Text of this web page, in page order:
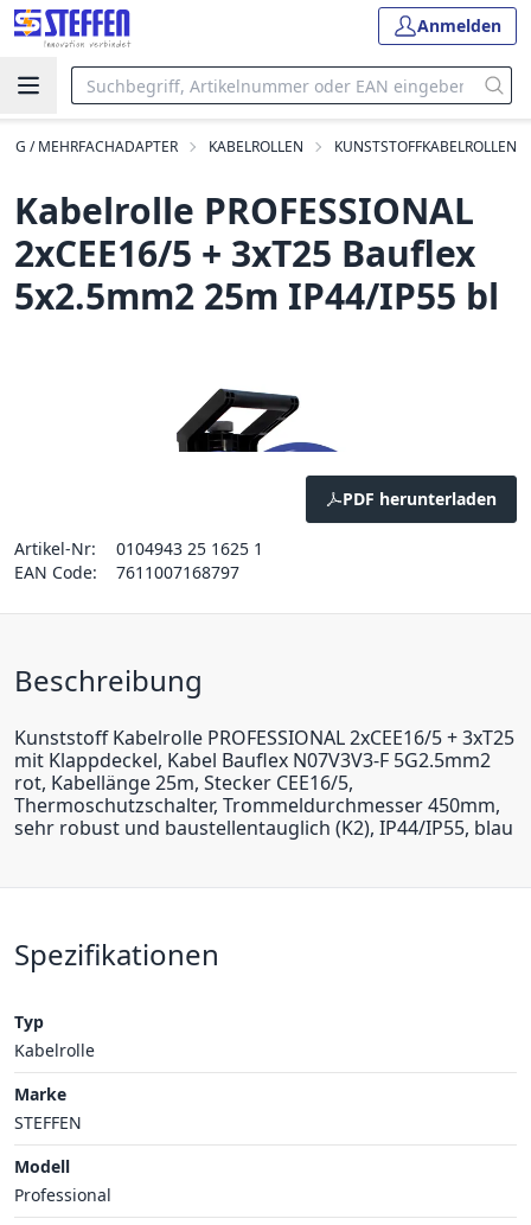
Anmelden
/ MEHRFACHADAPTER KABELROLLEN KUNSTSTOFFKABELROLLEN
Kabelrolle PROFESSIONAL
2xCEE16/5 + 3xT25 Bauflex
5x2.5mm2 25m IP44/IP55 bl
PDF herunterladen
Artikel-Nr:
0104943 25 1625 1
EAN Code:
7611007168797
Beschreibung
Kunststoff Kabelrolle PROFESSIONAL 2xCEE16/5 + 3xT25
mit Klappdeckel, Kabel Bauflex N07V3V3-F 5G2.5mm2
rot, Kabellänge 25m, Stecker CEE16/5,
Thermoschutzschalter, Trommeldurchmesser 450mm,
sehr robust und baustellentauglich (K2), IP44/IP55, blau
Spezifikationen
Typ
Kabelrolle
Marke
STEFFEN
Modell
Professional